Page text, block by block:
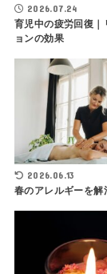
2026.07.24
育児中の疲労回復｜
ョンの効果
2026.06.13
春のアレルギーを解